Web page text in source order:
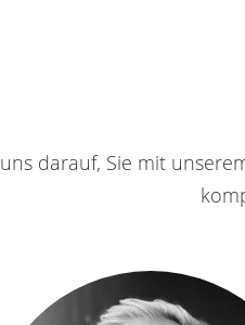
darauf, Sie mit